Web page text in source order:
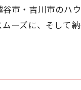
市・吉川市のハ
ーズに、そして